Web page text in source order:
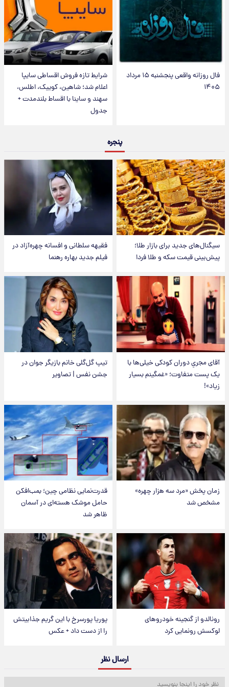
فال روزانه واقعی پنجشنبه ۱۵ مرداد
۱۴۰۵
شرایط تازه فروش اقساطی سایپا
اعلام شد؛ شاهین، کوییک، اطلس،
سهند و ساینا با اقساط بلندمدت +
جدول
پنجره
سیگنال‌های جدید برای بازار طلا؛
پیش‌بینی قیمت سکه و طلا فردا
فقیهه سلطانی و افسانه چهره‌آزاد در
فیلم جدید بهاره رهنما
آقای مجریِ دوران کودکی خیلی‌ها با
یک پست متفاوت؛ «غمگینم بسیار
زیاد»!
تیپ گل‌گلی خانم بازیگر جوان در
جشن نفس | تصاویر
زمان پخش «مرد سه هزار چهره»
مشخص شد
قدرت‌نمایی نظامی چین؛ بمب‌افکن
حامل موشک هسته‌ای در آسمان
ظاهر شد
رونالدو از گنجینه خودروهای
لوکسش رونمایی کرد
پوریا پورسرخ با این گریم جذابیتش
را از دست داد + عکس
ارسال نظر